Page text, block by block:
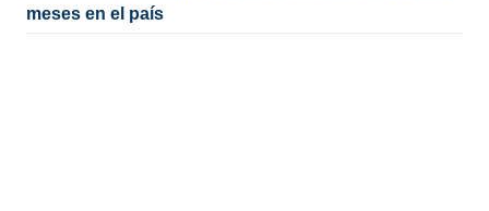
meses en el país